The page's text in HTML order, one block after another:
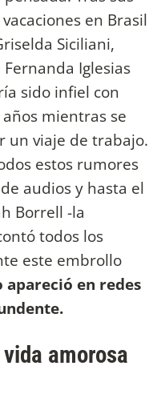
en Brasil
Siciliani,
Iglesias
sido infiel con
mientras se
un viaje de trabajo.
estos rumores
audios y hasta el
Borrell -la
todos los
este embrollo
en redes
amorosa